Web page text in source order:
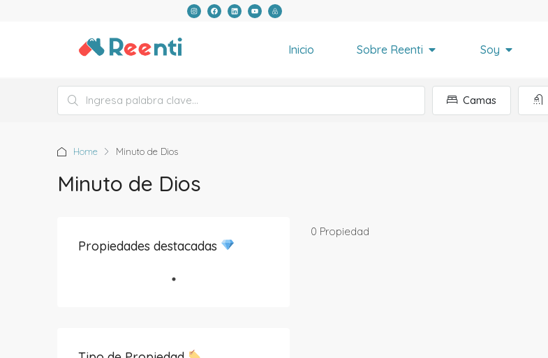
Inicio Sobre Reenti Soy
Camas
Home Minuto de Dios
Minuto de Dios
0 Propiedad
Propiedades destacadas